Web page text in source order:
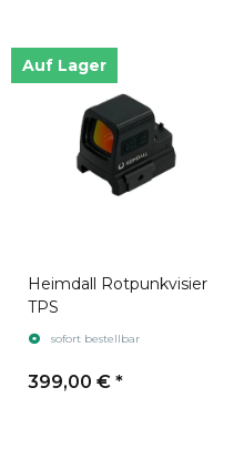
Auf Lager
Heimdall Rotpunkvisier
TPS
sofort bestellbar
399,00 € *